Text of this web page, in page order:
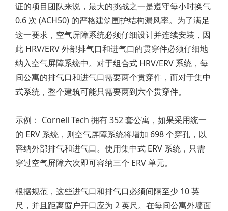
证的项目团队来说，最大的挑战之一是遵守每小时换气
0.6 次 (ACH50) 的严格建筑围护结构漏风率。为了满足
这一要求，空气屏障系统必须仔细设计并连续安装，因
此 HRV/ERV 外部排气口和进气口的贯穿件必须仔细地
纳入空气屏障系统中。对于组合式 HRV/ERV 系统，每
间公寓的排气口和进气口需要两个贯穿件，而对于集中
式系统，整个建筑可能只需要两到六个贯穿件。
示例： Cornell Tech 拥有 352 套公寓，如果采用统一
的 ERV 系统，则空气屏障系统将增加 698 个穿孔，以
容纳外部排气和进气口。使用集中式 ERV 系统，只需
穿过空气屏障六次即可容纳三个 ERV 单元。
根据规范，这些进气口和排气口必须间隔至少 10 英
尺，并且距离窗户开口应为 2 英尺。在每间公寓外墙面